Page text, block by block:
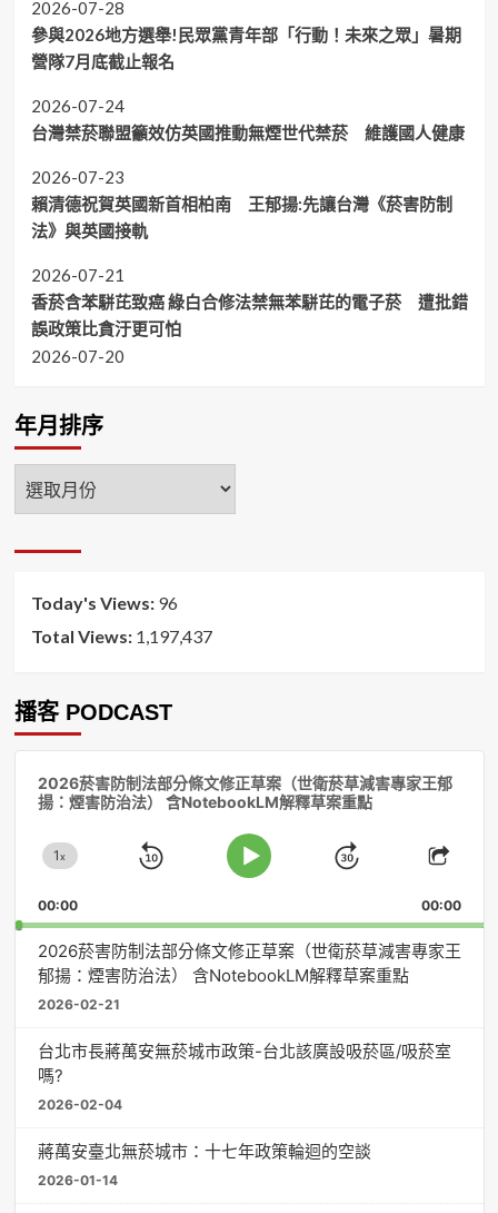
2026-07-28
參與2026地方選舉!民眾黨青年部「行動！未來之眾」暑期
營隊7月底截止報名
2026-07-24
台灣禁菸聯盟籲效仿英國推動無煙世代禁菸 維護國人健康
2026-07-23
賴清德祝賀英國新首相柏南 王郁揚:先讓台灣《菸害防制
法》與英國接軌
2026-07-21
香菸含苯駢芘致癌 綠白合修法禁無苯駢芘的電子菸 遭批錯
誤政策比貪汙更可怕
2026-07-20
年月排序
年
月
序
Today's Views: 96
Total Views: 1,197,437
播客 PODCAST
2026菸害防制法部分條文修正草案（世衛菸草減害專家王郁
揚：煙害防治法） 含NotebookLM解釋草案重點
Change
Rate
1x
Skip
Play
Jump
Forward
Share
00:00 00:00
2026菸害防制法部分條文修正草案（世衛菸草減害專家王
郁揚：煙害防治法） 含NotebookLM解釋草案重點
2026-02-21
台北市長蔣萬安無菸城市政策-台北該廣設吸菸區/吸菸室
嗎?
2026-02-04
蔣萬安臺北無菸城市：十七年政策輪迴的空談
2026-01-14